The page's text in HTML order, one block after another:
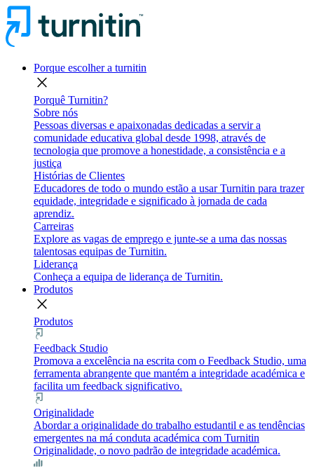
Porque escolher a turnitin
close
Porquê Turnitin?
Sobre nós
Pessoas diversas e apaixonadas dedicadas a servir a
comunidade educativa global desde 1998, através de
tecnologia que promove a honestidade, a consistência e a
justiça
Histórias de Clientes
Educadores de todo o mundo estão a usar Turnitin para trazer
equidade, integridade e significado à jornada de cada
aprendiz.
Carreiras
Explore as vagas de emprego e junte-se a uma das nossas
talentosas equipas de Turnitin.
Liderança
Conheça a equipa de liderança de Turnitin.
Produtos
close
Produtos
Feedback Studio
Promova a excelência na escrita com o Feedback Studio, uma
ferramenta abrangente que mantém a integridade académica e
facilita um feedback significativo.
Originalidade
Abordar a originalidade do trabalho estudantil e as tendências
emergentes na má conduta académica com Turnitin
Originalidade, o novo padrão de integridade académica.